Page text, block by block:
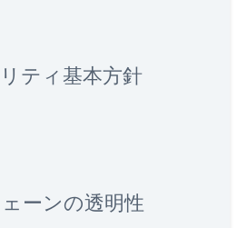
ティ基本方針
ーンの透明性